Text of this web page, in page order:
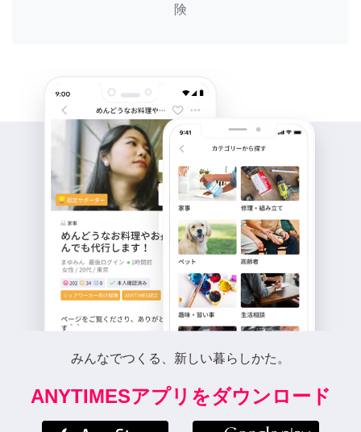
険
みんなでつくる、新しい暮らしかた。
ANYTIMESアプリをダウンロード